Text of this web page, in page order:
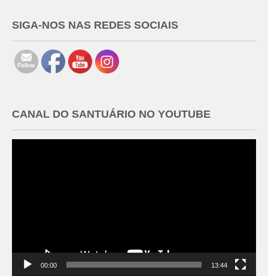
SIGA-NOS NAS REDES SOCIAIS
CANAL DO SANTUÁRIO NO YOUTUBE
00:00 13:44